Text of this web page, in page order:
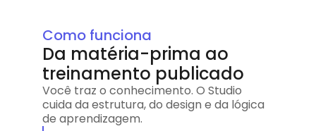
Como funciona
Da matéria-prima ao
treinamento publicado
Você traz o conhecimento. O Studio
cuida da estrutura, do design e da lógica
de aprendizagem.